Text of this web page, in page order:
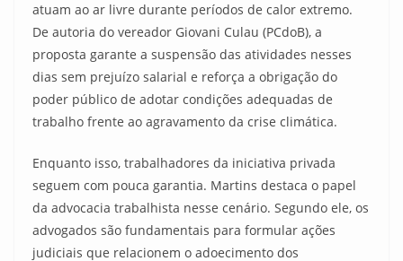
atuam ao ar livre durante períodos de calor extremo.
De autoria do vereador Giovani Culau (PCdoB), a
proposta garante a suspensão das atividades nesses
dias sem prejuízo salarial e reforça a obrigação do
poder público de adotar condições adequadas de
trabalho frente ao agravamento da crise climática.
Enquanto isso, trabalhadores da iniciativa privada
seguem com pouca garantia. Martins destaca o papel
da advocacia trabalhista nesse cenário. Segundo ele, os
advogados são fundamentais para formular ações
judiciais que relacionem o adoecimento dos